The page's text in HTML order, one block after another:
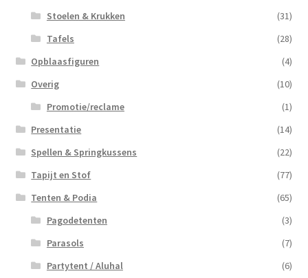
Stoelen & Krukken
(31)
Tafels
(28)
Opblaasfiguren
(4)
Overig
(10)
Promotie/reclame
(1)
Presentatie
(14)
Spellen & Springkussens
(22)
Tapijt en Stof
(77)
Tenten & Podia
(65)
Pagodetenten
(3)
Parasols
(7)
Partytent / Aluhal
(6)